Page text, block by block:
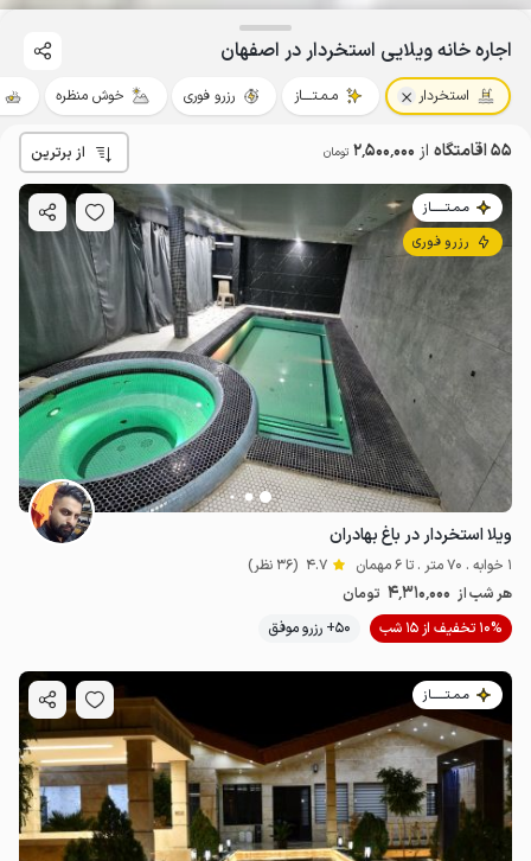
اجاره خانه ویلایی استخردار در اصفهان
استخردار مـمـتــــاز رزرو فوری خوش منظره
55 اقامتگاه از 2٬500٬000 تومان از برترین
مـمـتــــــاز
رزرو فوری
ویلا استخردار در باغ بهادران
1 خوابه . 70 متر . تا 6 مهمان 4.7 (36 نظر)
هر شب از 4٬310٬000 تومان
10% تخفیف از 15 شب
50+ رزرو موفق
مـمـتــــــاز